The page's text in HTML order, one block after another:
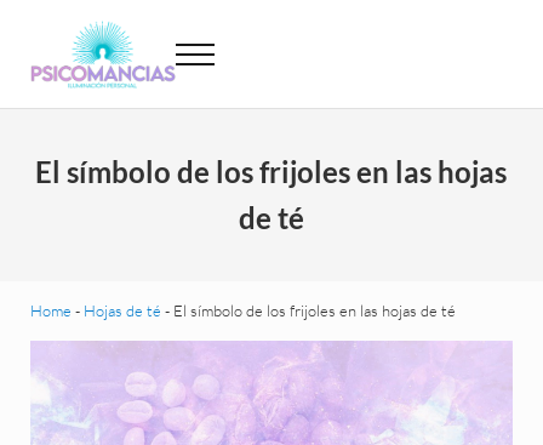
Psicomancias
Menu
El símbolo de los frijoles en las hojas
de té
Home - Hojas de té - El símbolo de los frijoles en las hojas de té